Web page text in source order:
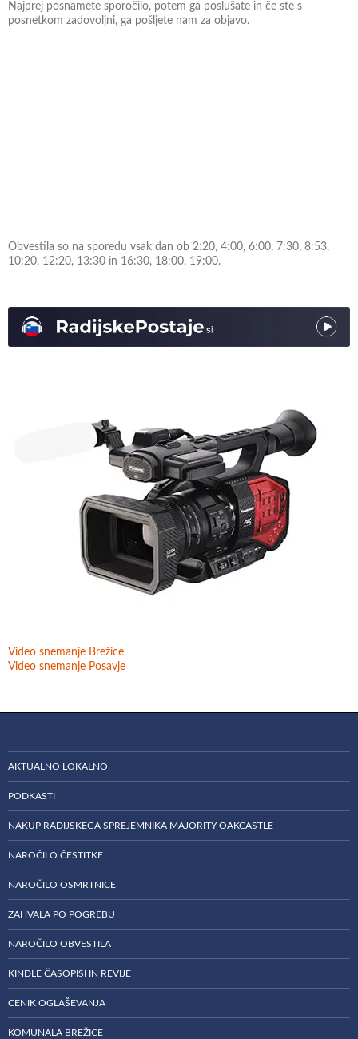
Najprej posnamete sporočilo, potem ga poslušate in če ste s
posnetkom zadovoljni, ga pošljete nam za objavo.
Obvestila so na sporedu vsak dan ob 2:20, 4:00, 6:00, 7:30, 8:53,
10:20, 12:20, 13:30 in 16:30, 18:00, 19:00.
Video snemanje Brežice
Video snemanje Posavje
AKTUALNO LOKALNO
PODKASTI
NAKUP RADIJSKEGA SPREJEMNIKA MAJORITY OAKCASTLE
NAROČILO ČESTITKE
NAROČILO OSMRTNICE
ZAHVALA PO POGREBU
NAROČILO OBVESTILA
KINDLE ČASOPISI IN REVIJE
CENIK OGLAŠEVANJA
KOMUNALA BREŽICE